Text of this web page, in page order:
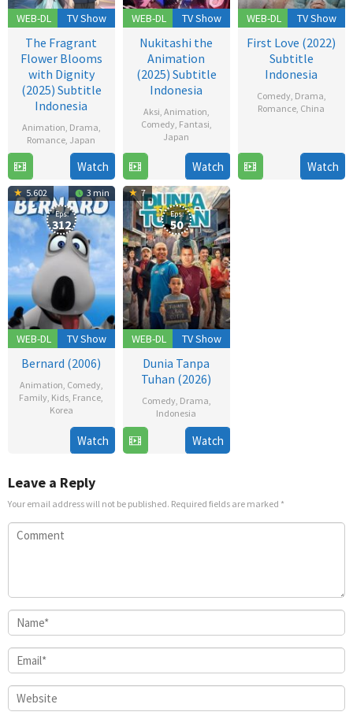
WEB-DL TV Show
The Fragrant
Flower Blooms
with Dignity
(2025) Subtitle
Indonesia
Animation, Drama,
Romance, Japan
Jul
2025
Watch
WEB-DL TV Show
Nukitashi the
Animation
(2025) Subtitle
Indonesia
Aksi, Animation,
Comedy, Fantasi,
Japan
Jul
2025
Watch
WEB-DL TV Show
First Love (2022)
Subtitle
Indonesia
Comedy, Drama,
Romance, China
Dec
2022Watch
5.602 3 min
WEB-DL
Eps:
312
TV Show
Bernard (2006)
Animation, Comedy,
Family, Kids, France,
Korea
Dec
Watch
7
WEB-DL
Eps:
50
TV Show
Dunia Tanpa
Tuhan (2026)
Comedy, Drama,
Indonesia
Feb
Sariful
Watch
Leave a Reply
Your email address will not be published. Required fields are marked *